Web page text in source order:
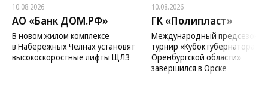
10.08.2026
АО «Банк ДОМ.РФ»
В новом жилом комплексе
в Набережных Челнах установят
высокоскоростные лифты ЩЛЗ
10.08.2026
ГК «Полипласт»
Международный
турнир «Кубок губернатора
Оренбургской области»
завершился в Орске